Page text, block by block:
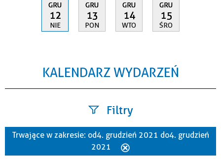
GRU
12
NIE
GRU
13
PON
GRU
14
WTO
GRU
15
ŚRO
KALENDARZ WYDARZEŃ
Filtry
Szukana fraza
Trwające w zakresie: od 4. grudzień 2021 do 4. grudzień
2021